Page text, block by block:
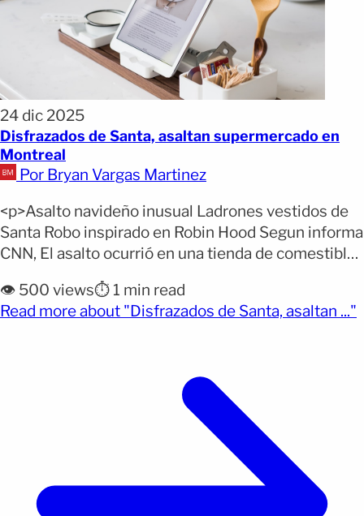
24 dic 2025
Disfrazados de Santa, asaltan supermercado en
Montreal
Por Bryan Vargas Martinez
<p>Asalto navideño inusual Ladrones vestidos de
Santa Robo inspirado en Robin Hood Segun informa
CNN, El asalto ocurrió en una tienda de comestibles
cuando varias personas disfrazadas ingresaron y
llenaron carros con alimentos. Según la Policía de
👁️ 500 views⏱️ 1 min read
Read more about "Disfrazados de Santa, asaltan ..."